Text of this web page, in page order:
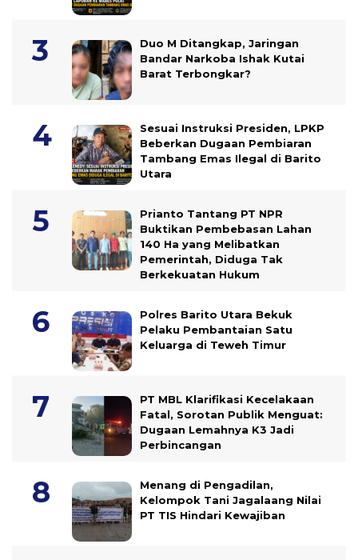
Duo M Ditangkap, Jaringan
Bandar Narkoba Ishak Kutai
Barat Terbongkar?
Sesuai Instruksi Presiden, LPKP
Beberkan Dugaan Pembiaran
Tambang Emas Ilegal di Barito
Utara
Prianto Tantang PT NPR
Buktikan Pembebasan Lahan
140 Ha yang Melibatkan
Pemerintah, Diduga Tak
Berkekuatan Hukum
Polres Barito Utara Bekuk
Pelaku Pembantaian Satu
Keluarga di Teweh Timur
PT MBL Klarifikasi Kecelakaan
Fatal, Sorotan Publik Menguat:
Dugaan Lemahnya K3 Jadi
Perbincangan
Menang di Pengadilan,
Kelompok Tani Jagalaang Nilai
PT TIS Hindari Kewajiban